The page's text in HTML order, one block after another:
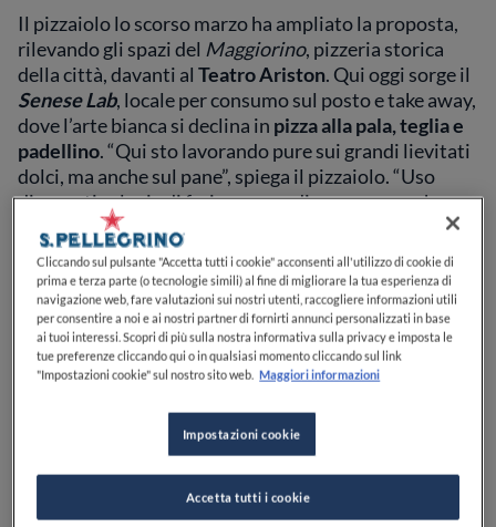
Il pizzaiolo lo scorso marzo ha ampliato la proposta,
rilevando gli spazi del Maggiorino, pizzeria storica
della città, davanti al Teatro Ariston. Qui oggi sorge il
Senese Lab, locale per consumo sul posto e take away,
dove l’arte bianca si declina in pizza alla pala, teglia e
padellino. “Qui sto lavorando pure sui grandi lievitati
dolci, ma anche sul pane”, spiega il pizzaiolo. “Uso
diverse tipologie di farine, cerco di proporre anche
prodotti locali, per esempio ho rivisitato la tipica
torta verde, creando un arancino di torta verde, una
sorta di torta verde al contrario, con bietole e spinaci
all'interno del riso, oltre a un tegamino che omaggia la
Liguria, con topping che rievoca ilbrandacujun
(ricetta le Ponente ligure a base di stoccafisso e
patate) e impasto a base di farina di ceci, a ricordo
Pizzeria Senese: dall'orto alla
degustazione
Cliccando sul pulsante "Accetta tutti i cookie" acconsenti all'utilizzo di cookie di
prima e terza parte (o tecnologie simili) al fine di migliorare la tua esperienza di
navigazione web, fare valutazioni sui nostri utenti, raccogliere informazioni utili
per consentire a noi e ai nostri partner di fornirti annunci personalizzati in base
ai tuoi interessi. Scopri di più sulla nostra informativa sulla privacy e imposta le
tue preferenze cliccando qui o in qualsiasi momento cliccando sul link
"Impostazioni cookie" sul nostro sito web. Maggiori informazioni
Impostazioni cookie
Accetta tutti i cookie